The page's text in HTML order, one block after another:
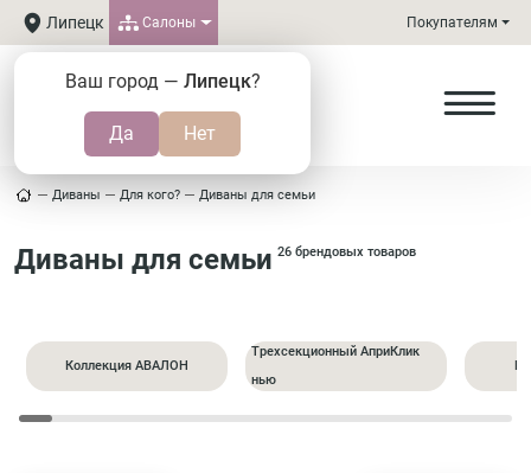
Липецк
Ваш город — Липецк?
Салоны Покупателям
Диваны Для кого? Диваны для семьи
Диваны для семьи 26 брендовых товаров
Коллекция АВАЛОН
Трехсекционный АприКлик
нью